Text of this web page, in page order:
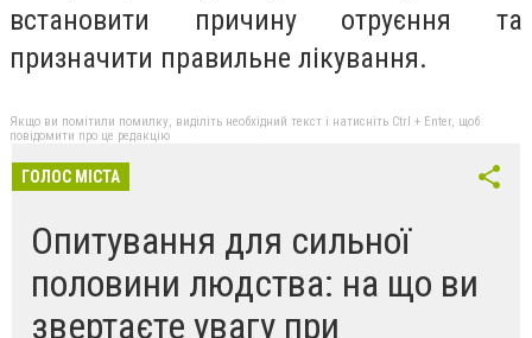
встановити причину отруєння та
призначити правильне лікування.
Якщо ви помітили помилку, виділіть необхідний текст і натисніть Ctrl + Enter, щоб
повідомити про це редакцію
ГОЛОС МІСТА
Опитування для сильної
половини людства: на що ви
звертаєте увагу при